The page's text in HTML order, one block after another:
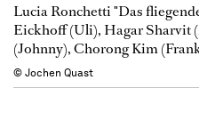
Lucia Ronchetti "Das
Eickhoff (Uli), Hagar Sharvit
(Johnny), Chorong Kim
© Jochen Quast